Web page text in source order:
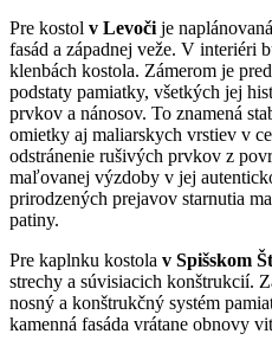
Pre kostol v Levoči je
fasád a západnej veže. V interiéri
klenbách kostola. Zámerom je
podstaty pamiatky, všetkých jej
prvkov a nánosov. To znamená
omietky aj maliarskych vrstiev v
odstránenie rušivých prvkov z
maľovanej výzdoby v jej
prirodzených prejavov starnutia
patiny.
Pre kaplnku kostola v Spišskom
strechy a súvisiacich konštrukcií.
nosný a konštrukčný systém
kamenná fasáda vrátane obnovy